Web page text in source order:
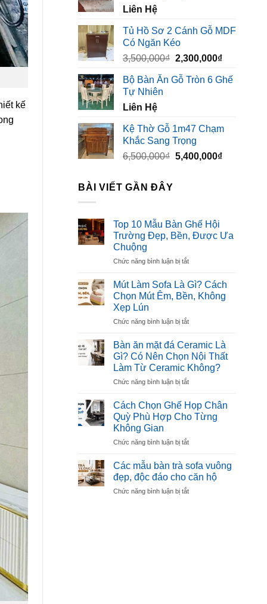
kế
Liên Hệ
Tủ Hồ Sơ 2 Cánh Gỗ MDF
Có Ngăn Kéo
3,500,000₫ Giá
là:
2,300,000₫Giá
tại
Bộ Bàn Ăn Gỗ Tròn 6 Ghế
Tự Nhiên
Liên Hệ
Kệ Thờ Gỗ 1m47 Chạm
Khắc Sang Trọng
6,500,000₫ Giá
5,400,000₫Giá
BÀI VIẾT GẦN ĐÂY
Top 10 Mẫu Bàn Ghế Hội
Trường Đẹp, Bền, Được Ưa
Chuộng
Chức năng bình luận bị tắtở
10
Mẫu
Bàn
Hội
Đẹp,
Bền,
Được
Ưa
Chuộng
Mút Làm Sofa Là Gì? Cách
Chọn Mút Êm, Bền, Không
Xẹp Lún
Chức năng bình luận bị tắtở
Sofa
Là
Gì?
Cách
Mút
Êm,
Bền,
Xẹp
Bàn ăn mặt đá Ceramic Là
Gì? Có Nên Chọn Nội Thất
Làm Từ Ceramic Không?
Chức năng bình luận bị tắtở
ăn
mặt
đá
Là
Có
Nên
Chọn
Nội
Cách Chọn Ghế Họp Chân
Quỳ Phù Hợp Cho Từng
Không Gian
Chức năng bình luận bị tắtở
Chọn
Ghế
Họp
Chân
Các mẫu bàn trà sofa vuông
đẹp, độc đáo cho căn hộ
Chức năng bình luận bị tắtở